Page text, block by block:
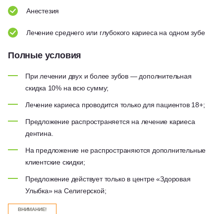
Анестезия
Лечение среднего или глубокого кариеса на одном зубе
Полные условия
При лечении двух и более зубов — дополнительная
скидка 10% на всю сумму;
Лечение кариеса проводится только для пациентов 18+;
Предложение распространяется на лечение кариеса
дентина.
На предложение не распространяются дополнительные
клиентские скидки;
Предложение действует только в центре «Здоровая
Улыбка» на Селигерской;
ВНИМАНИЕ!